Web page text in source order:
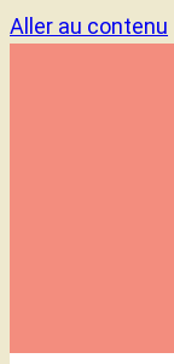
Aller au contenu